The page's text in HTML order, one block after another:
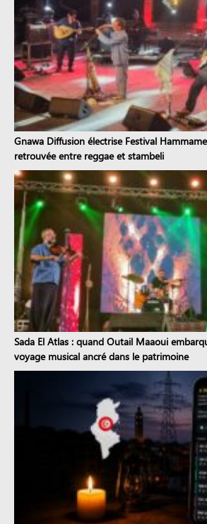
Gnawa Diffusion électrise Festival
retrouvée entre reggae et stambeli
Sada El Atlas : quand Outail Maaoui
voyage musical ancré dans le patrimoine